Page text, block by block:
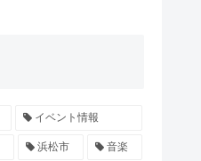
イベント情報
浜松市 音楽